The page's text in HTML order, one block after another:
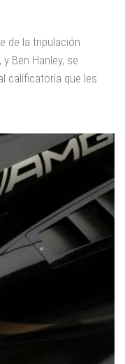
de la tripulación
Ben Hanley, se
calificatoria que les